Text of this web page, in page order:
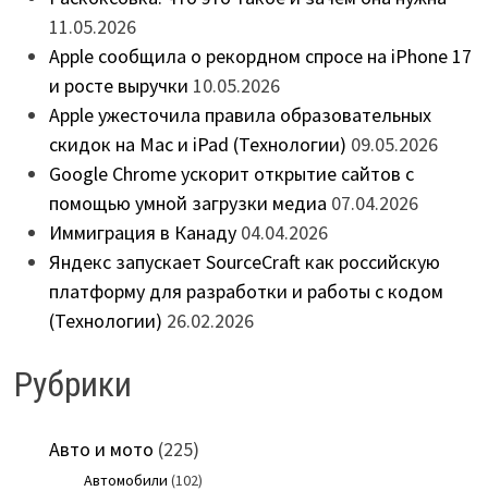
11.05.2026
Apple сообщила о рекордном спросе на iPhone 17
и росте выручки 10.05.2026
Apple ужесточила правила образовательных
скидок на Mac и iPad (Технологии) 09.05.2026
Google Chrome ускорит открытие сайтов с
помощью умной загрузки медиа 07.04.2026
Иммиграция в Канаду 04.04.2026
Яндекс запускает SourceCraft как российскую
платформу для разработки и работы с кодом
(Технологии) 26.02.2026
Рубрики
Авто и мото (225)
Автомобили (102)